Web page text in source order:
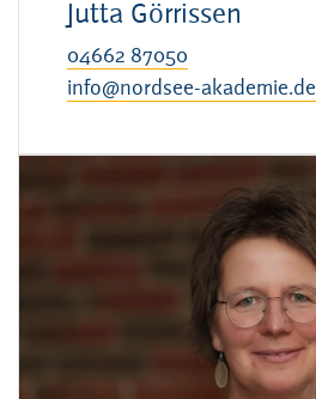
Jutta Görrissen
04662 87050
info@nordsee-akademie.de